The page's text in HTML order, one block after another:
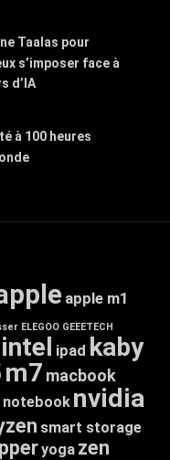
Taalas pour
s’imposer face à
d’IA
à 100 heures
apple m1
ELEGOO GEEETECH
intel ipad kaby
m7 macbook
notebook nvidia
smart storage
yoga zen